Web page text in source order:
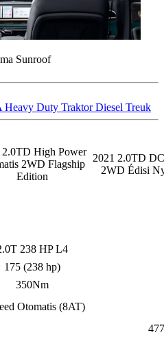
Sunroof
Heavy Duty Traktor Diesel Treuk
2.0TD High Power
2WD Flagship
Edition
2021 2.0TD
2WD Édisi
238 HP L4
175 (238 hp)
350Nm
​​Otomatis (8AT)